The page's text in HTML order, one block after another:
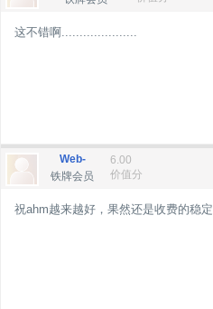
这不错啊.....................
Web-
铁牌会员
6.00
价值分
祝ahm越来越好，果然还是收费的稳定